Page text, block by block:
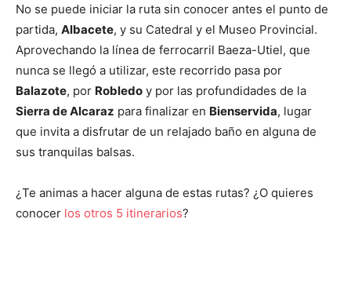
No se puede iniciar la ruta sin conocer antes el punto de
partida, Albacete, y su Catedral y el Museo Provincial.
Aprovechando la línea de ferrocarril Baeza-Utiel, que
nunca se llegó a utilizar, este recorrido pasa por
Balazote, por Robledo y por las profundidades de la
Sierra de Alcaraz para finalizar en Bienservida, lugar
que invita a disfrutar de un relajado baño en alguna de
sus tranquilas balsas.
¿Te animas a hacer alguna de estas rutas? ¿O quieres
conocer los otros 5 itinerarios?